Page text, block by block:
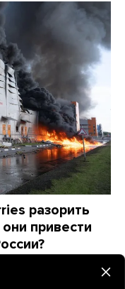
разорить
привести